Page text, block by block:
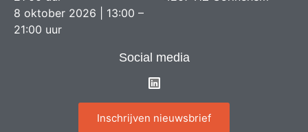
8 oktober 2026 | 13:00 –
21:00 uur
Social media
Inschrijven nieuwsbrief